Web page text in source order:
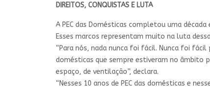
DIREITOS, CONQUISTAS E LUTA
A PEC das Domésticas completou uma
Esses marcos representam muito na luta
“Para nós, nada nunca foi fácil. Nunca foi
domésticas que sempre estiveram no âmbito
espaço, de ventilação”, declara.
“Nesses 10 anos de PEC das domésticas e